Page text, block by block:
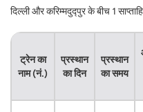
दिल्ली और करिम्मदुद्पुर के बीच 1
ट्रेन का
नाम (नं.)
प्रस्थान
का दिन
प्रस्थान
का समय